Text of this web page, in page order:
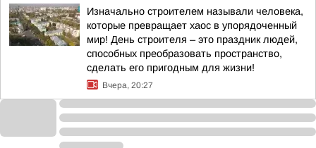
Изначально строителем называли человека,
которые превращает хаос в упорядоченный
мир! День строителя – это праздник людей,
способных преобразовать пространство,
сделать его пригодным для жизни!
Вчера, 20:27